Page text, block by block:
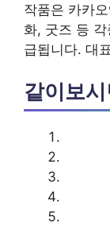
작품은 카카
화, 굿즈 등
급됩니다. 대
같이보